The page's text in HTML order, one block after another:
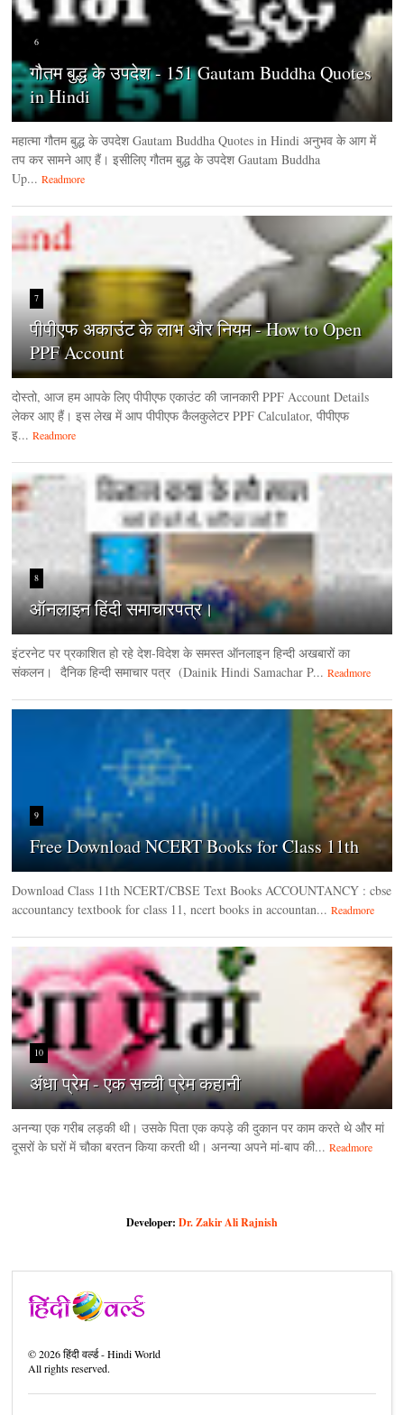
6
गौतम बुद्ध के उपदेश - 151 Gautam Buddha Quotes
in Hindi
महात्मा गौतम बुद्ध के उपदेश Gautam Buddha Quotes in Hindi अनुभव के आग में
तप कर सामने आए हैं। इसीलिए गौतम बुद्ध के उपदेश Gautam Buddha
Up... Readmore
7
पीपीएफ अकाउंट के लाभ और नियम - How to Open
PPF Account
दोस्तो, आज हम आपके लिए पीपीएफ एकाउंट की जानकारी PPF Account Details
लेकर आए हैं। इस लेख में आप पीपीएफ कैलकुलेटर PPF Calculator, पीपीएफ
इ... Readmore
8
ऑनलाइन हिंदी समाचारपत्र।
इंटरनेट पर प्रकाशित हो रहे देश-विदेश के समस्त ऑनलाइन हिन्दी अखबारों का
संकलन। दैनिक हिन्‍दी समाचार पत्र (Dainik Hindi Samachar P... Readmore
9
Free Download NCERT Books for Class 11th
Download Class 11th NCERT/CBSE Text Books ACCOUNTANCY : cbse
accountancy textbook for class 11, ncert books in accountan... Readmore
10
अंधा प्रेम - एक सच्ची प्रेम कहानी
अनन्या एक गरीब लड़की थी। उसके पिता एक कपड़े की दुकान पर काम करते थे और मां
दूसरों के घरों में चौका बरतन किया करती थी। अनन्या अपने मां-बाप की... Readmore
Developer: Dr. Zakir Ali Rajnish
©2026हिंदी वर्ल्ड - Hindi World
All rights reserved.